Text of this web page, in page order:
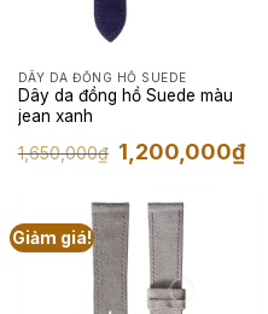
DÂY DA ĐỒNG HỒ SUEDE
Dây da đồng hồ Suede màu
jean xanh
1,650,000₫ Giá
gốc
1,200,000₫Giá
hiện
Giảm giá!